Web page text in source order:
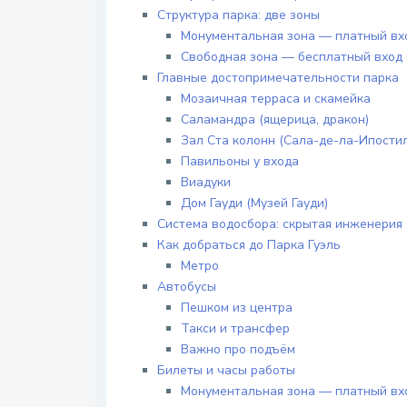
Структура парка: две зоны
Монументальная зона — платный
Свободная зона — бесплатный вход
Главные достопримечательности парка
Мозаичная терраса и скамейка
Саламандра (ящерица, дракон)
Зал Ста колонн (Сала-де-ла-
Павильоны у входа
Виадуки
Дом Гауди (Музей Гауди)
Система водосбора: скрытая инженерия
Как добраться до Парка Гуэль
Метро
Автобусы
Пешком из центра
Такси и трансфер
Важно про подъём
Билеты и часы работы
Монументальная зона — платный